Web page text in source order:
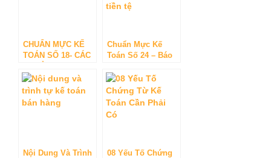
CHUẨN MỰC KẾ
TOÁN SỐ 18- CÁC
PHÒNG, TÀI SẢN
VÀ NỢ TIỀM TÀNG
Chuẩn Mực Kế
Toán Số 24 – Báo
Tiền Tệ
Nội Dung Và Trình
08 Yếu Tố Chứng